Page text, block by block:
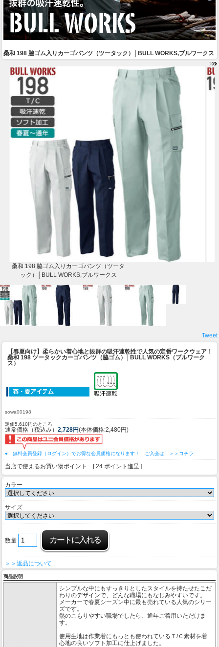
桑和 198 脇ゴム入りカーゴパンツ（ツータック）│BULL WORKS,ブルワークス
桑和 198 脇ゴム入りカーゴパンツ（ツータ
ック）│BULL WORKS,ブルワークス
Tweet
【春夏向け】柔らかい着心地と抜群の吸汗速乾性で人気の定番ワークウェア！
桑和 198 ツータックカーゴパンツ（脇ゴム）│BULL WORKS（ブルワーク
ス）
sowa00198
定価5,610円のところ
通常価格（税込み） 2,728円(本体価格:2,480円)
● 無料会員登録（ログイン）でお得な会員価格になります！ ご入会は ＞＞コチラ
当店で使えるお買い物ポイント [ 24 ポイント進呈 ]
カラー
サイズ
数量
＞＞返品について
商品説明
シンプルな中にもすっきりとしたスタイルを持たせたこだ
わりのデザインで、どんな職場にもなじみやすいです。
メーカーで春夏シーズン中に最も売れている人気のシリー
ズです。
熱のこもりやすい職場でしたら、通年ご着用いただけま
す。
使用生地は作業着にもっとも使われているＴ/Ｃ素材を着
心地の良いソフト加工に仕上げました。